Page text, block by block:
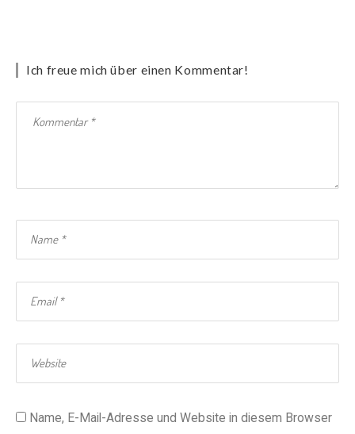
Ich freue mich über einen Kommentar!
Name, E-Mail-Adresse und Website in diesem Browser